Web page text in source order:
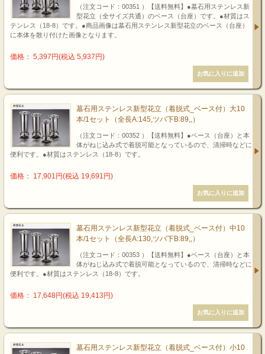
（注文コード：00351 ）【送料無料】●墓石用ステンレス新
型花立（全サイズ共通）のベース（台座）です。●材質はス
テンレス（18-8）です。●商品画像は墓石用ステンレス新型花立のベース（台座）
に本体を散り付けた画像となります。
価格： 5,397円(税込 5,937円)
墓石用ステンレス新型花立（着脱式_ベース付）大10
本/1セット（全長A:145,ツバ下B:89,,）
（注文コード：00352 ）【送料無料】●ベース（台座）と本
体がねじ込み式で着脱可能となっているので、清掃時などに
便利です。●材質はステンレス（18-8）です。
価格： 17,901円(税込 19,691円)
墓石用ステンレス新型花立（着脱式_ベース付）中10
本/1セット（全長A:130,ツバ下B:89,,）
（注文コード：00353 ）【送料無料】●ベース（台座）と本
体がねじ込み式で着脱可能となっているので、清掃時などに
便利です。●材質はステンレス（18-8）です。
価格： 17,648円(税込 19,413円)
墓石用ステンレス新型花立（着脱式_ベース付）小10